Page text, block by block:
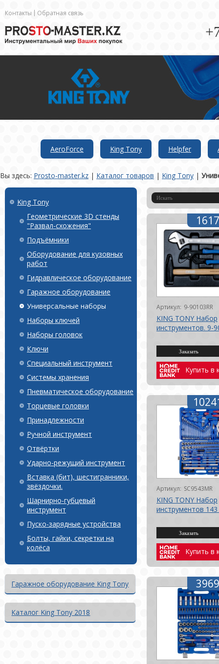
Контакты Обратная связь
AeroForce King Tony Helpfer
Вы здесь: Prosto-master.kz | Каталог товаров | King Tony |
King Tony
Геометрические 3D стенды
"Развал-схожения"
Подъёмники
Оборудование для кузовных
работ
Гидравлическое оборудование
Гаражное оборудование
Универсальные наборы
Наборы ключей
Наборы головок
Ключи
Специальный инструмент
Системы хранения
Пневматическое оборудование
Торцевые головки
Принадлежности
Ручной инструмент
Отвёртки
Ударно-режущий инструмент
Вставка (бит), шестигранники,
звёздочки.
Шарнирно-губцевый
инструмент
Пуско-зарядные устройства
Болты, гайки, секретки на
колёса
Гаражное оборудование King Tony
Каталог King Tony 2018
Артикул: 9-90103RR
KING TONY Набор
инструментов. 9-
Купить в
Артикул: SC9543MR
KING TONY Набор
инструментов
Купить в